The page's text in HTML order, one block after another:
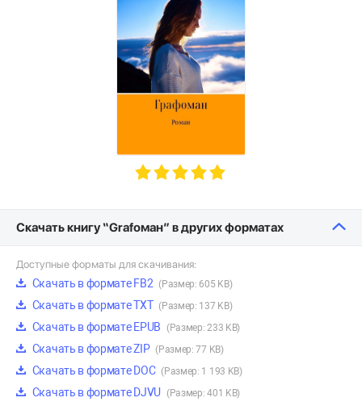
Скачать книгу “Grafоман” в других форматах
Доступные форматы для скачивания:
Скачать в формате FB2 (Размер: 605 KB)
Скачать в формате TXT (Размер: 137 KB)
Скачать в формате EPUB (Размер: 233 KB)
Скачать в формате ZIP (Размер: 77 KB)
Скачать в формате DOC (Размер: 1 193 KB)
Скачать в формате DJVU (Размер: 401 KB)